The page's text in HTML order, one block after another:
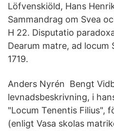
Löfvenskiöld, Hans
Sammandrag om Svea
H 22. Disputatio
Dearum matre, ad locum
1719.
Anders Nyrén Bengt
levnadsbeskrivning, i
"Locum Tenentis Filius",
(enligt Vasa skolas